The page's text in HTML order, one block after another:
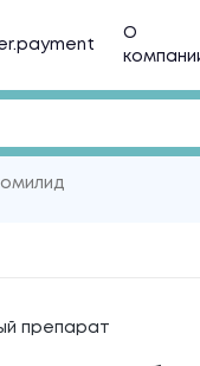
О
препарат